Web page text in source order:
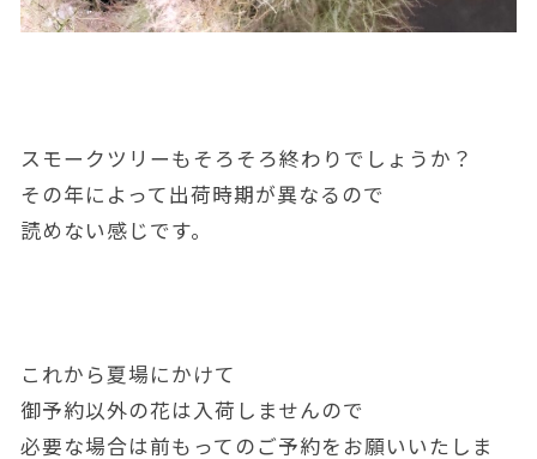
スモークツリーもそろそろ終わりでしょうか？
その年によって出荷時期が異なるので
読めない感じです。
これから夏場にかけて
御予約以外の花は入荷しませんので
必要な場合は前もってのご予約をお願いいたしま